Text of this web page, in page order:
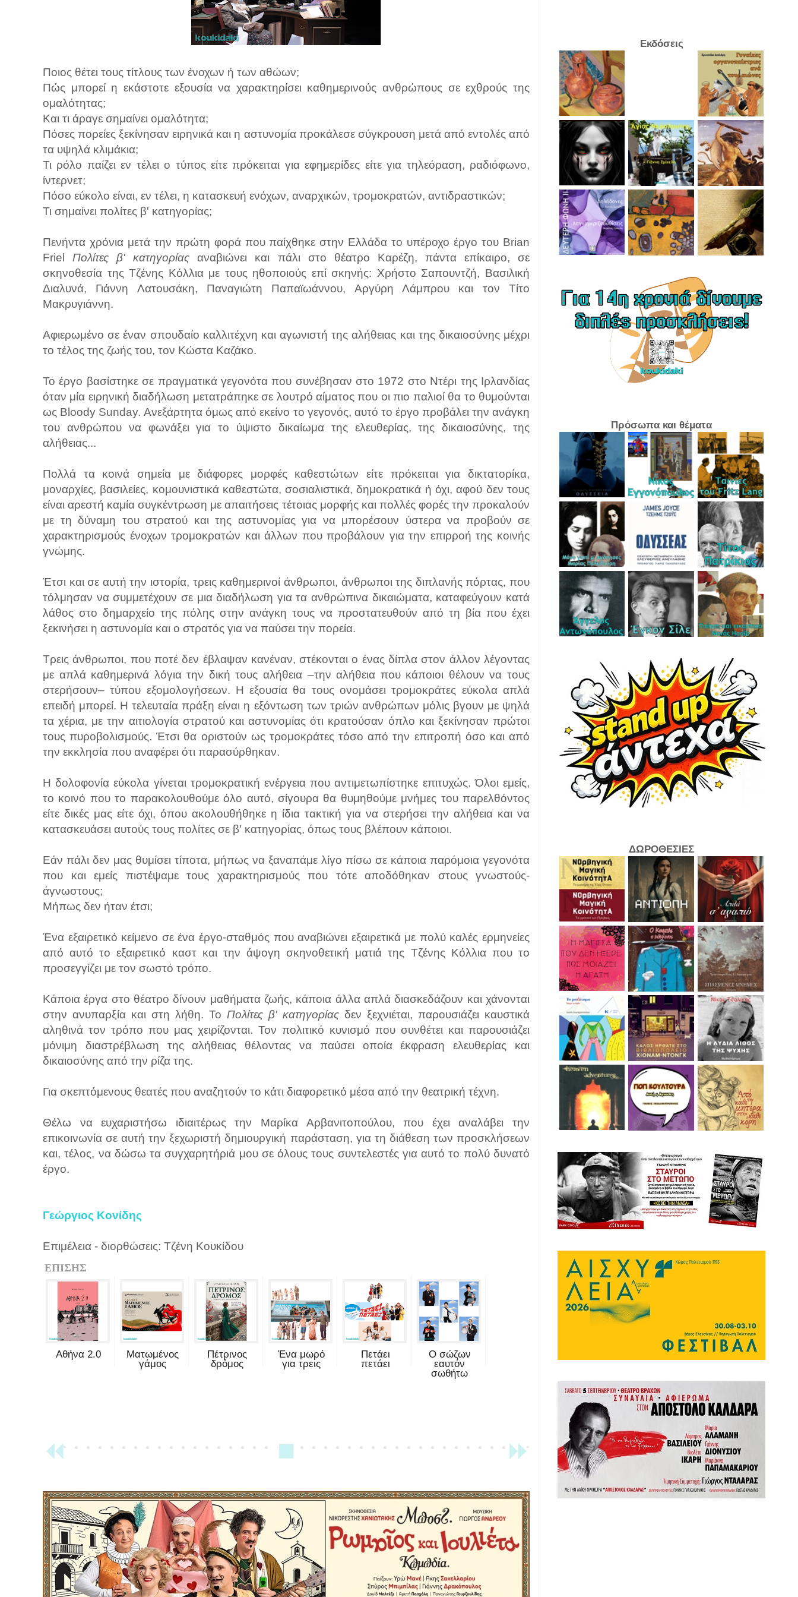
Ποιος θέτει τους τίτλους των ένοχων ή των αθώων;
Πώς μπορεί η εκάστοτε εξουσία να χαρακτηρίσει καθημερινούς ανθρώπους σε εχθρούς της
ομαλότητας;
Και τι άραγε σημαίνει ομαλότητα;
Πόσες πορείες ξεκίνησαν ειρηνικά και η αστυνομία προκάλεσε σύγκρουση μετά από εντολές από
τα υψηλά κλιμάκια;
Τι ρόλο παίζει εν τέλει ο τύπος είτε πρόκειται για εφημερίδες είτε για τηλεόραση, ραδιόφωνο,
ίντερνετ;
Πόσο εύκολο είναι, εν τέλει, η κατασκευή ενόχων, αναρχικών, τρομοκρατών, αντιδραστικών;
Τι σημαίνει πολίτες β' κατηγορίας;
Πενήντα χρόνια μετά την πρώτη φορά που παίχθηκε στην Ελλάδα το υπέροχο έργο του Brian
Friel Πολίτες β' κατηγορίας αναβιώνει και πάλι στο θέατρο Καρέζη, πάντα επίκαιρο, σε
σκηνοθεσία της Τζένης Κόλλια με τους ηθοποιούς επί σκηνής: Χρήστο Σαπουντζή, Βασιλική
Διαλυνά, Γιάννη Λατουσάκη, Παναγιώτη Παπαϊωάννου, Αργύρη Λάμπρου και τον Τίτο
Μακρυγιάννη.
Αφιερωμένο σε έναν σπουδαίο καλλιτέχνη και αγωνιστή της αλήθειας και της δικαιοσύνης μέχρι
το τέλος της ζωής του, τον Κώστα Καζάκο.
Το έργο βασίστηκε σε πραγματικά γεγονότα που συνέβησαν στο 1972 στο Ντέρι της Ιρλανδίας
όταν μία ειρηνική διαδήλωση μετατράπηκε σε λουτρό αίματος που οι πιο παλιοί θα το θυμούνται
ως Bloody Sunday. Ανεξάρτητα όμως από εκείνο το γεγονός, αυτό το έργο προβάλει την ανάγκη
του ανθρώπου να φωνάξει για το ύψιστο δικαίωμα της ελευθερίας, της δικαιοσύνης, της
αλήθειας...
Πολλά τα κοινά σημεία με διάφορες μορφές καθεστώτων είτε πρόκειται για δικτατορίκα,
μοναρχίες, βασιλείες, κομουνιστικά καθεστώτα, σοσιαλιστικά, δημοκρατικά ή όχι, αφού δεν τους
είναι αρεστή καμία συγκέντρωση με απαιτήσεις τέτοιας μορφής και πολλές φορές την προκαλούν
με τη δύναμη του στρατού και της αστυνομίας για να μπορέσουν ύστερα να προβούν σε
χαρακτηρισμούς ένοχων τρομοκρατών και άλλων που προβάλουν για την επιρροή της κοινής
γνώμης.
Έτσι και σε αυτή την ιστορία, τρεις καθημερινοί άνθρωποι, άνθρωποι της διπλανής πόρτας, που
τόλμησαν να συμμετέχουν σε μια διαδήλωση για τα ανθρώπινα δικαιώματα, καταφεύγουν κατά
λάθος στο δημαρχείο της πόλης στην ανάγκη τους να προστατευθούν από τη βία που έχει
ξεκινήσει η αστυνομία και ο στρατός για να παύσει την πορεία.
Τρεις άνθρωποι, που ποτέ δεν έβλαψαν κανέναν, στέκονται ο ένας δίπλα στον άλλον λέγοντας
με απλά καθημερινά λόγια την δική τους αλήθεια –την αλήθεια που κάποιοι θέλουν να τους
στερήσουν– τύπου εξομολογήσεων. Η εξουσία θα τους ονομάσει τρομοκράτες εύκολα απλά
επειδή μπορεί. Η τελευταία πράξη είναι η εξόντωση των τριών ανθρώπων μόλις βγουν με ψηλά
τα χέρια, με την αιτιολογία στρατού και αστυνομίας ότι κρατούσαν όπλο και ξεκίνησαν πρώτοι
τους πυροβολισμούς. Έτσι θα οριστούν ως τρομοκράτες τόσο από την επιτροπή όσο και από
την εκκλησία που αναφέρει ότι παρασύρθηκαν.
Η δολοφονία εύκολα γίνεται τρομοκρατική ενέργεια που αντιμετωπίστηκε επιτυχώς. Όλοι εμείς,
το κοινό που το παρακολουθούμε όλο αυτό, σίγουρα θα θυμηθούμε μνήμες του παρελθόντος
είτε δικές μας είτε όχι, όπου ακολουθήθηκε η ίδια τακτική για να στερήσει την αλήθεια και να
κατασκευάσει αυτούς τους πολίτες σε β' κατηγορίας, όπως τους βλέπουν κάποιοι.
Εάν πάλι δεν μας θυμίσει τίποτα, μήπως να ξαναπάμε λίγο πίσω σε κάποια παρόμοια γεγονότα
που και εμείς πιστέψαμε τους χαρακτηρισμούς που τότε αποδόθηκαν στους γνωστούς-
άγνωστους;
Μήπως δεν ήταν έτσι;
Ένα εξαιρετικό κείμενο σε ένα έργο-σταθμός που αναβιώνει εξαιρετικά με πολύ καλές ερμηνείες
από αυτό το εξαιρετικό καστ και την άψογη σκηνοθετική ματιά της Τζένης Κόλλια που το
προσεγγίζει με τον σωστό τρόπο.
Κάποια έργα στο θέατρο δίνουν μαθήματα ζωής, κάποια άλλα απλά διασκεδάζουν και χάνονται
στην ανυπαρξία και στη λήθη. Το Πολίτες β' κατηγορίας δεν ξεχνιέται, παρουσιάζει καυστικά
αληθινά τον τρόπο που μας χειρίζονται. Τον πολιτικό κυνισμό που συνθέτει και παρουσιάζει
μόνιμη διαστρέβλωση της αλήθειας θέλοντας να παύσει οποία έκφραση ελευθερίας και
δικαιοσύνης από την ρίζα της.
Για σκεπτόμενους θεατές που αναζητούν το κάτι διαφορετικό μέσα από την θεατρική τέχνη.
Θέλω να ευχαριστήσω ιδιαιτέρως την Μαρίκα Αρβανιτοπούλου, που έχει αναλάβει την
επικοινωνία σε αυτή την ξεχωριστή δημιουργική παράσταση, για τη διάθεση των προσκλήσεων
και, τέλος, να δώσω τα συγχαρητήριά μου σε όλους τους συντελεστές για αυτό το πολύ δυνατό
έργο.
Γεώργιος Κονίδης
Επιμέλεια - διορθώσεις: Τζένη Κουκίδου
ΕΠΙΣΗΣ
Αθήνα 2.0
Ματωμένος
γάμος
Πέτρινος
δρόμος
Ένα μωρό
για τρεις
Πετάει
πετάει
Ο σώζων
εαυτόν
σωθήτω
Εκδόσεις
Πρόσωπα και θέματα
ΔΩΡΟΘΕΣΙΕΣ